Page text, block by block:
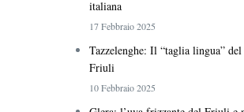
italiana
17 Febbraio 2025
Tazzelenghe: Il “taglia lingua” del
Friuli
10 Febbraio 2025